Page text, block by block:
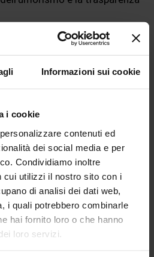
Informazioni sui cookie
i cookie
contenuti ed
dei social media e per
Condividiamo inoltre
cui utilizzi il nostro sito con i
di analisi dei dati web,
i quali potrebbero combinarle
hai fornito loro o che hanno
loro servizi.
non è una strategia di
per appartenere alla
la comunità di discorso è il
devono farne parte per
che le conversazioni, tra gli
economico e sociale.
a queste conversazioni
mercato.